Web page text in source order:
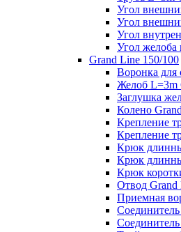
Угол
Угол
Угол
Угол желоба
Grand Line 150/100
Воронка для
Желоб L=3m
Заглушка
Колено
Крепление
Крепление
Крюк
Крюк
Крюк
Отвод Grand
Приемная